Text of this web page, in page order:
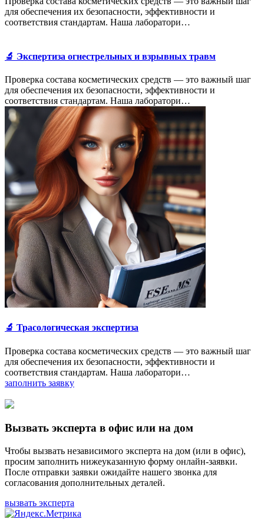
для обеспечения их безопасности, эффективности и
соответствия стандартам. Наша лаборатори…
🔬 Экспертиза огнестрельных и взрывных травм
Проверка состава косметических средств — это важный шаг
для обеспечения их безопасности, эффективности и
соответствия стандартам. Наша лаборатори…
🔬 Трасологическая экспертиза
Проверка состава косметических средств — это важный шаг
для обеспечения их безопасности, эффективности и
соответствия стандартам. Наша лаборатори…
заполнить заявку
Вызвать эксперта в офис или на дом
Чтобы вызвать независимого эксперта на дом (или в офис),
просим заполнить нижеуказанную форму онлайн-заявки.
После отправки заявки ожидайте нашего звонка для
согласования дополнительных деталей.
вызвать эксперта